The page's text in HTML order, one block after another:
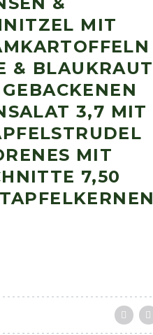
MIT
& BLAUKRAUT
3,7 MIT
MIT
7,50